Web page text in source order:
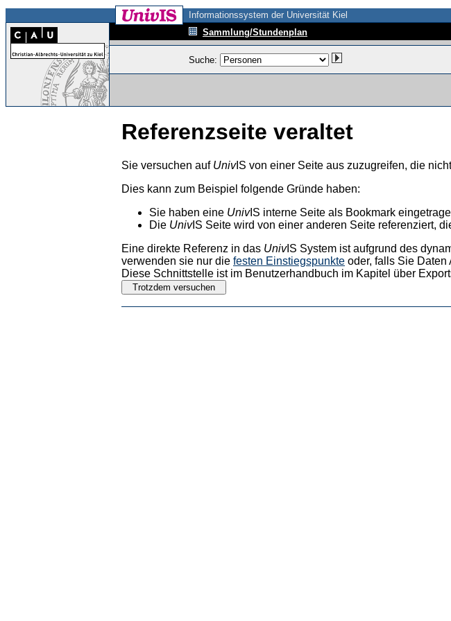
Informationssystem der Universität Kiel
Sammlung/Stundenplan
Suche:
Referenzseite veraltet
Sie versuchen auf UnivIS von einer Seite aus zuzugreifen, die
Dies kann zum Beispiel folgende Gründe haben:
Sie haben eine UnivIS interne Seite als Bookmark
Die UnivIS Seite wird von einer anderen Seite referenziert,
Eine direkte Referenz in das UnivIS System ist aufgrund des
verwenden sie nur die festen Einstiegspunkte oder, falls Sie
Diese Schnittstelle ist im Benutzerhandbuch im Kapitel über